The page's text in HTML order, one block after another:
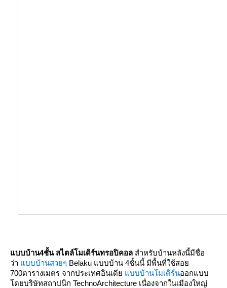
บบบ้าน4ชั้น สไตล์โมเดิร์นทรอปิคอล สำหรับบ้านหลังนี้มีชื่อ
ว่า บบบ้านสวยๆ Belaku แบบบ้าน 4ชั้นนี้ มีพื้นที่ใช้สอ
700ตารางเมตร จากประเทศอินเดี บบบ้านโมเดิร์นออกแบบ
ดยบริษัทสถาปนิก TechnoArchitecture เนื่องจากในเมืองใหญ่